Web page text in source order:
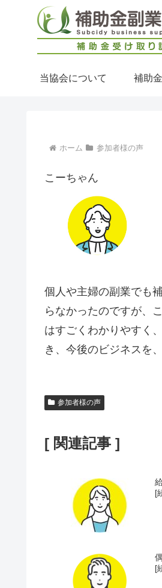
当協会について 補助
ホーム 参加者様の声
こーちゃん
個人や主婦の副業でも
らなかったのですが、
はすごくわかりやすく
き、今後のビジネスを
参加者様の声
[ 関連記事 ]
[
[